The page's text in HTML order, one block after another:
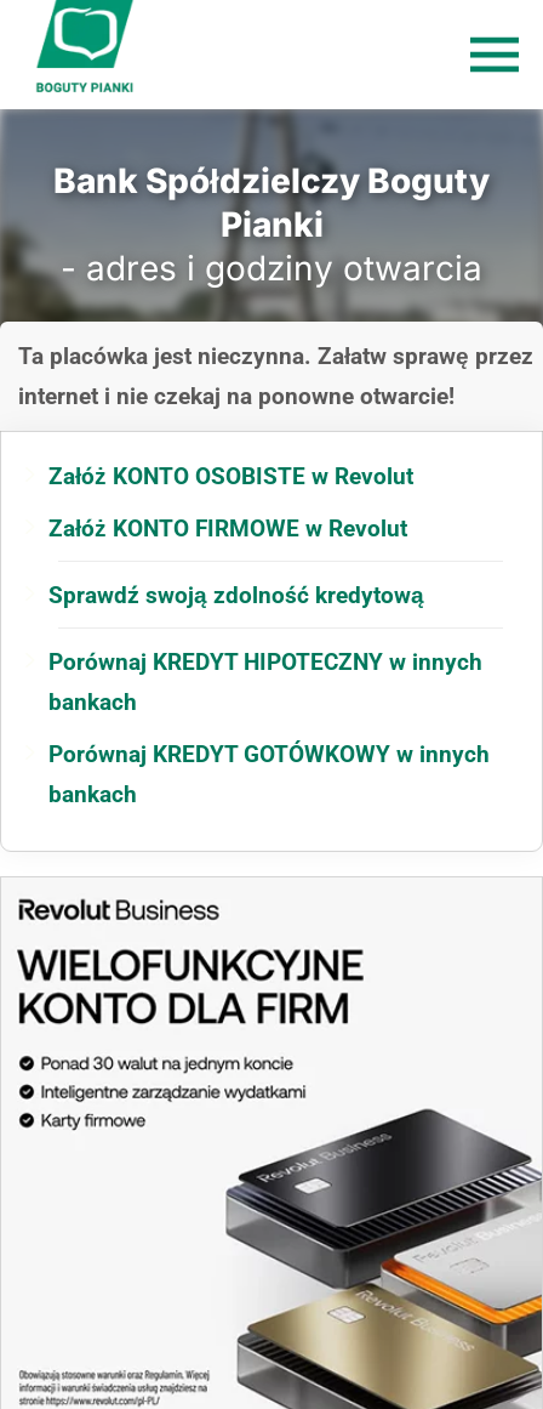
Bank Spółdzielczy Boguty
Pianki
- adres i godziny otwarcia
Ta placówka jest nieczynna. Załatw sprawę przez
internet i nie czekaj na ponowne otwarcie!
Załóż KONTO OSOBISTE w Revolut
Załóż KONTO FIRMOWE w Revolut
Sprawdź swoją zdolność kredytową
Porównaj KREDYT HIPOTECZNY w innych
bankach
Porównaj KREDYT GOTÓWKOWY w innych
bankach